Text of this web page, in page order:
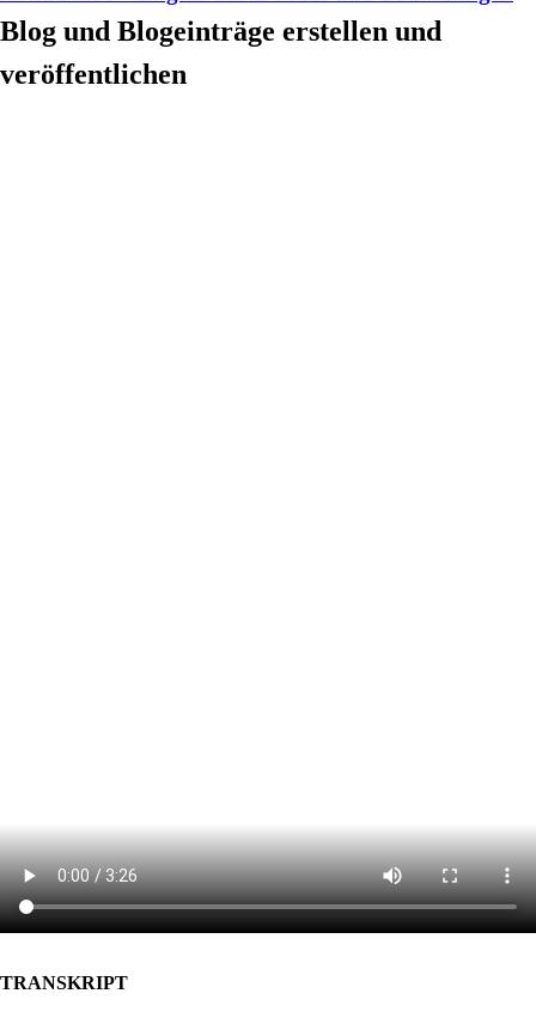
Blog und Blogeinträge erstellen und
veröffentlichen
TRANSKRIPT